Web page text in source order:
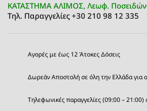
ΚΑΤΑΣΤΗΜΑ ΑΛΙΜΟΣ, Λεωφ.
Τηλ. Παραγγελίες +30 210 98 12 335
Αγορές με έως 12 Άτοκες Δόσεις
Δωρεάν Αποστολή σε όλη την Ελλάδα για
Τηλεφωνικές παραγγελίες (09:00 –